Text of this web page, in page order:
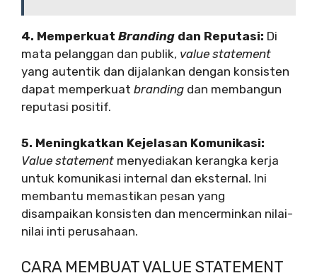
4. Memperkuat Branding dan Reputasi: Di
mata pelanggan dan publik, value statement
yang autentik dan dijalankan dengan konsisten
dapat memperkuat branding dan membangun
reputasi positif.
5. Meningkatkan Kejelasan Komunikasi:
Value statement menyediakan kerangka kerja
untuk komunikasi internal dan eksternal. Ini
membantu memastikan pesan yang
disampaikan konsisten dan mencerminkan nilai-
nilai inti perusahaan.
CARA MEMBUAT VALUE STATEMENT